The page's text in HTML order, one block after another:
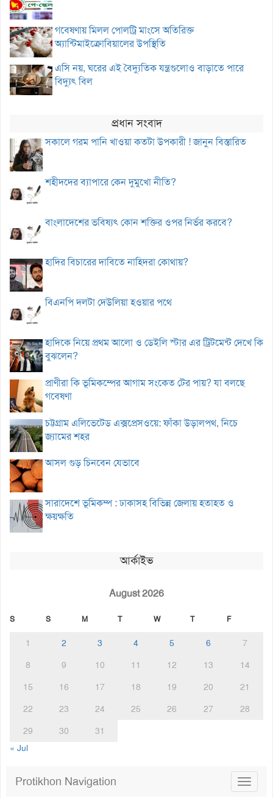
গবেষণায় মিলল পোলট্রি মাংসে অতিরিক্ত
অ্যান্টিমাইক্রোবিয়ালের উপস্থিতি
এসি নয়, ঘরের এই বৈদ্যুতিক যন্ত্রগুলোও বাড়াতে পারে
বিদ্যুৎ বিল
প্রধান সংবাদ
সকালে গরম পানি খাওয়া কতটা উপকারী ! জানুন বিস্তারিত
শহীদদের ব্যাপারে কেন দুমুখো নীতি?
বাংলাদেশের ভবিষ্যৎ কোন শক্তির ওপর নির্ভর করবে?
হাদির বিচারের দাবিতে নাহিদরা কোথায়?
বিএনপি দলটা দেউলিয়া হওয়ার পথে
হাদিকে নিয়ে প্রথম আলো ও ডেইলি স্টার এর ট্রিটমেন্ট দেখে কি
বুঝলেন?
প্রাণীরা কি ভূমিকম্পের আগাম সংকেত টের পায়? যা বলছে
গবেষণা
চট্টগ্রাম এলিভেটেড এক্সপ্রেসওয়ে: ফাঁকা উড়ালপথ, নিচে
জ্যামের শহর
আসল গুড় চিনবেন যেভাবে
সারাদেশে ভূমিকম্প : ঢাকাসহ বিভিন্ন জেলায় হতাহত ও
ক্ষয়ক্ষতি
আর্কাইভ
August 2026
S S M T W T F
1 2 3 4 5 6
7
8
9 10 11 12 13
14
15
16 17 18 19 20
21
22
23 24 25 26 27
28
29
30
31
« Jul
Toggle
Protikhon Navigation